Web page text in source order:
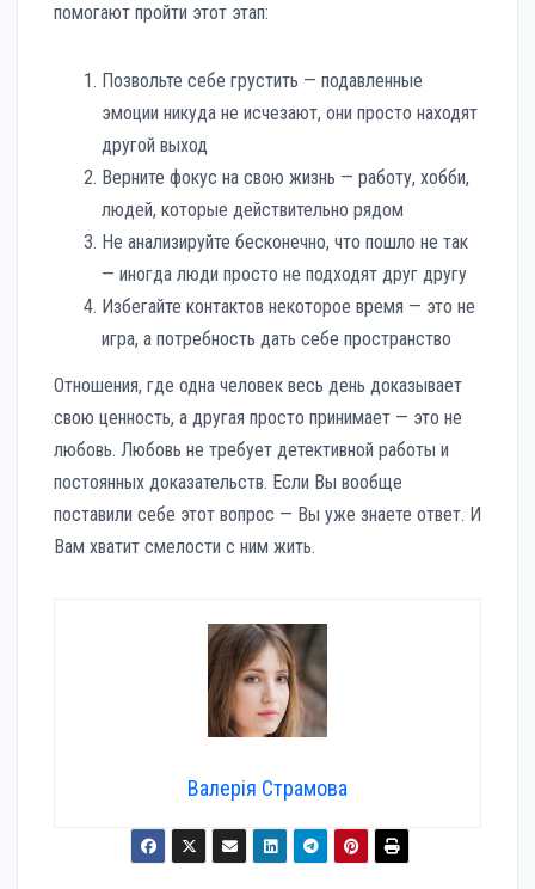
помогают пройти этот этап:
Позвольте себе грустить — подавленные
эмоции никуда не исчезают, они просто находят
другой выход
Верните фокус на свою жизнь — работу, хобби,
людей, которые действительно рядом
Не анализируйте бесконечно, что пошло не так
— иногда люди просто не подходят друг другу
Избегайте контактов некоторое время — это не
игра, а потребность дать себе пространство
Отношения, где одна человек весь день доказывает
свою ценность, а другая просто принимает — это не
любовь. Любовь не требует детективной работы и
постоянных доказательств. Если Вы вообще
поставили себе этот вопрос — Вы уже знаете ответ. И
Вам хватит смелости с ним жить.
Валерія Страмова